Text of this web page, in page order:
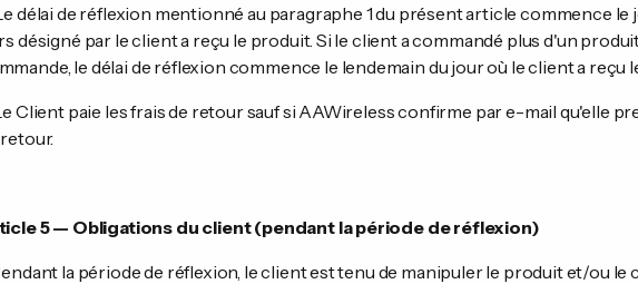
délai de réflexion mentionné au paragraphe 1 du présent article commence le
désigné par le client a reçu le produit. Si le client a commandé plus d'un
le délai de réflexion commence le lendemain du jour où le client a reçu
Client paie les frais de retour sauf si AAWireless confirme par e-mail qu'elle
5 — Obligations du client (pendant la période de réflexion)
la période de réflexion, le client est tenu de manipuler le produit et/ou le